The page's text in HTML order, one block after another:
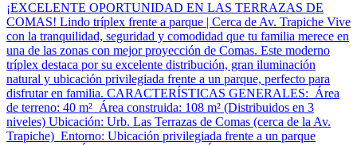
¡EXCELENTE OPORTUNIDAD EN LAS TERRAZAS DE
COMAS! Lindo tríplex frente a parque | Cerca de Av. Trapiche Vive
con la tranquilidad, seguridad y comodidad que tu familia merece en
una de las zonas con mejor proyección de Comas. Este moderno
tríplex destaca por su excelente distribución, gran iluminación
natural y ubicación privilegiada frente a un parque, perfecto para
disfrutar en familia. CARACTERÍSTICAS GENERALES: Área
de terreno: 40 m² Área construida: 108 m² (Distribuidos en 3
niveles) Ubicación: Urb. Las Terrazas de Comas (cerca de la Av.
Trapiche) Entorno: Ubicación privilegiada frente a un parque